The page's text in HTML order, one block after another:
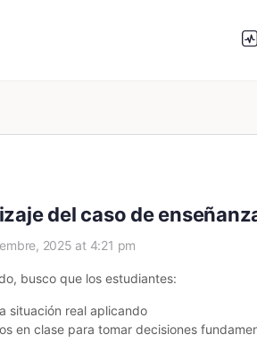
del caso de
2025 at 4:21 pm
busco que los estudiantes:
situación real aplicando
en clase para tomar decisiones